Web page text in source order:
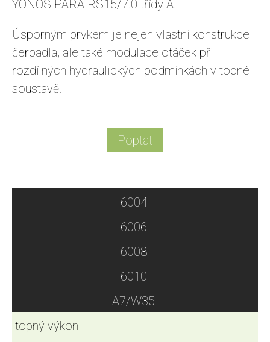
YONOS PARA RS15/7.0 třídy A.
Úsporným prvkem je nejen vlastní konstrukce
čerpadla, ale také modulace otáček při
rozdílných hydraulických podmínkách v topné
soustavě.
Poptat
6004
6006
6008
6010
A7/W35
topný výkon